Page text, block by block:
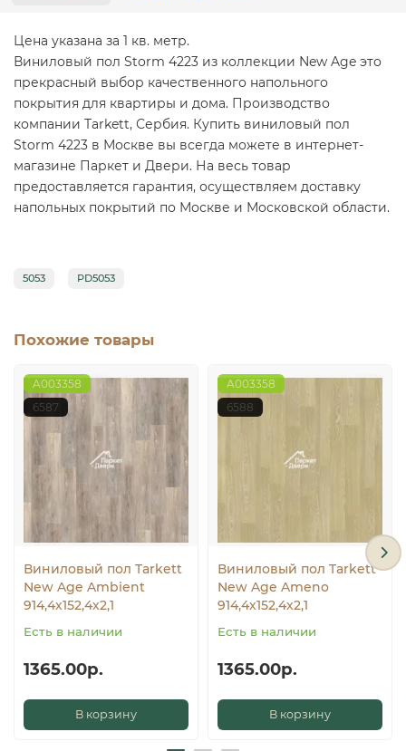
Цена указана за 1 кв. метр.
Виниловый пол Storm 4223 из коллекции New Age это
прекрасный выбор качественного напольного
покрытия для квартиры и дома. Производство
компании Tarkett, Сербия. Купить виниловый пол
Storm 4223 в Москве вы всегда можете в интернет-
магазине Паркет и Двери. На весь товар
предоставляется гарантия, осуществляем доставку
напольных покрытий по Москве и Московской области.
5053 PD5053
Похожие товары
A003358
6587
Виниловый пол Tarkett
New Age Ambient
914,4х152,4х2,1
Есть в наличии
1365.00р.
В корзину
A003358
6588
Виниловый пол Tarkett
New Age Ameno
914,4х152,4х2,1
Есть в наличии
1365.00р.
В корзину